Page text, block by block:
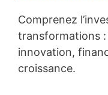
Comprenez
transformations
innovation,
croissance.